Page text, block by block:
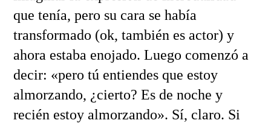
que tenía, pero su cara se había
transformado (ok, también es actor) y
ahora estaba enojado. Luego comenzó a
decir: «pero tú entiendes que estoy
almorzando, ¿cierto? Es de noche y
recién estoy almorzando». Sí, claro. Si